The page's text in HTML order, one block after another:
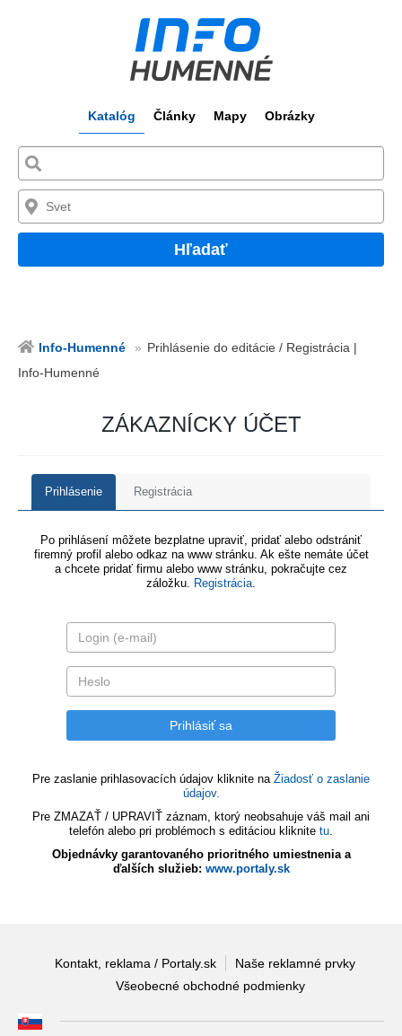
Katalóg Články Mapy Obrázky
Hľadať
Info-Humenné
Prihlásenie do editácie / Registrácia |
Info-Humenné
ZÁKAZNÍCKY ÚČET
Prihlásenie Registrácia
Po prihlásení môžete bezplatne upraviť, pridať alebo odstrániť
firemný profil alebo odkaz na www stránku. Ak ešte nemáte účet
a chcete pridať firmu alebo www stránku, pokračujte cez
záložku. Registrácia.
Pre zaslanie prihlasovacích údajov kliknite na Žiadosť o zaslanie
údajov.
Pre ZMAZAŤ / UPRAVIŤ záznam, ktorý neobsahuje váš mail ani
telefón alebo pri problémoch s editáciou kliknite tu.
Objednávky garantovaného prioritného umiestnenia a
ďalších služieb: www.portaly.sk
Kontakt, reklama / Portaly.sk
Naše reklamné prvky
Všeobecné obchodné podmienky